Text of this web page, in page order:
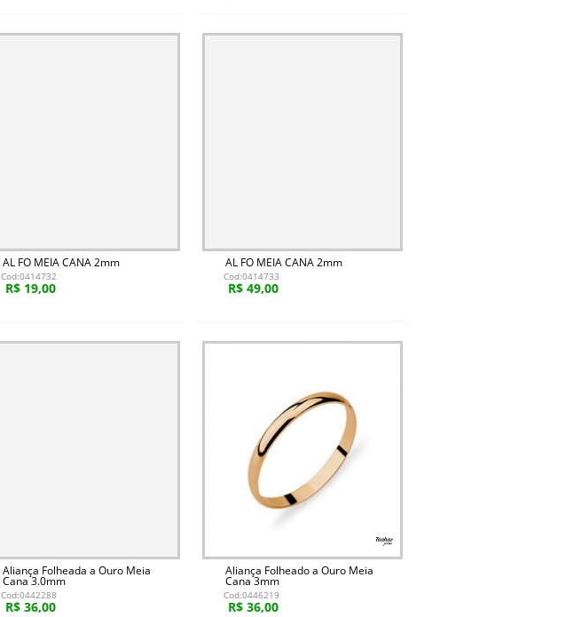
AL FO MEIA CANA 2mm
Cod:0414732
R$ 19,00
AL FO MEIA CANA 2mm
Cod:0414733
R$ 49,00
Aliança Folheada a Ouro Meia
Cana 3.0mm
Cod:0442288
R$ 36,00
Aliança Folheado a Ouro Meia
Cana 3mm
Cod:0446219
R$ 36,00